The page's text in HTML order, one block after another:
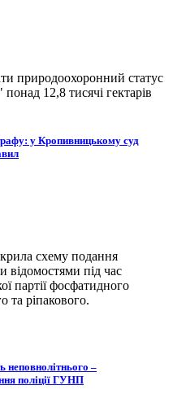
природоохоронний статус
12,8 тисячі гектарів
у Кропивницькому суд
схему подання
відомостями під час
партії фосфатидного
та ріпакового.
–
поліції ГУНП